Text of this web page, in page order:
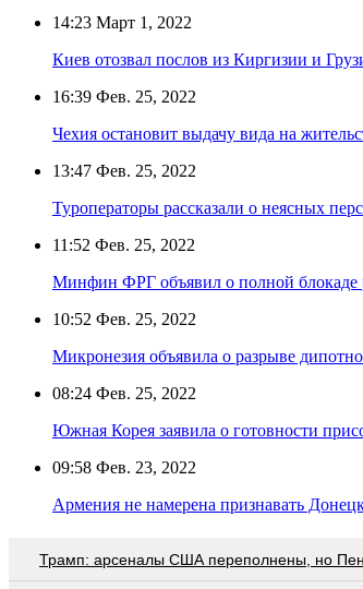
14:23 Март 1, 2022
Киев отозвал послов из Киргизии и
16:39 Фев. 25, 2022
Чехия остановит выдачу вида на
13:47 Фев. 25, 2022
Туроператоры рассказали о неясных
11:52 Фев. 25, 2022
Минфин ФРГ объявил о полной блокаде
10:52 Фев. 25, 2022
Микронезия объявила о разрыве
08:24 Фев. 25, 2022
Южная Корея заявила о готовности
09:58 Фев. 23, 2022
Армения не намерена признавать
Трамп: арсеналы США переполнены, но